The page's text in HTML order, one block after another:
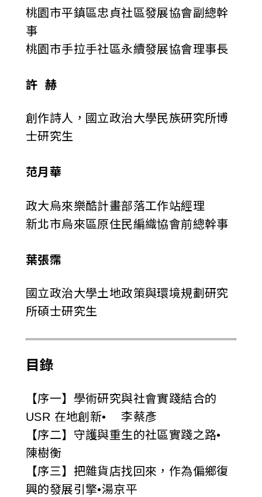
桃園市平鎮區忠貞社區發展協會副總幹
事
桃園市手拉手社區永續發展協會理事長
許 赫
創作詩人，國立政治大學民族研究所博
士研究生
范月華
政大烏來樂酷計畫部落工作站經理
新北市烏來區原住民編織協會前總幹事
葉張霈
國立政治大學土地政策與環境規劃研究
所碩士研究生
目錄
【序一】學術研究與社會實踐結合的
USR 在地創新• 李蔡彥
【序二】守護與重生的社區實踐之路•
陳樹衡
【序三】把雜貨店找回來，作為偏鄉復
興的發展引擎•湯京平